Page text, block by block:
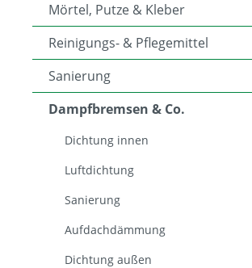
Mörtel, Putze & Kleber
Reinigungs- & Pflegemittel
Sanierung
Dampfbremsen & Co.
Dichtung innen
Luftdichtung
Sanierung
Aufdachdämmung
Dichtung außen